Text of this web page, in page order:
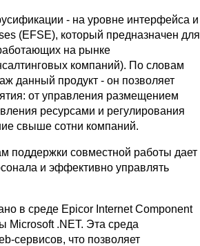
- на уровне интерфейса и
(EFSE), который предназначен для
на рынке
компаний). По словам
данный продукт - он позволяет
от управления размещением
ресурсами и регулирования
свыше сотни компаний.
поддержки совместной работы дает
и эффективно управлять
в среде Epicor Internet Component
Microsoft .NET. Эта среда
сервисов, что позволяет